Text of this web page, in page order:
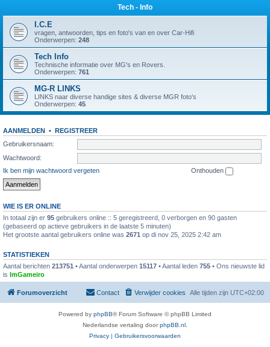
Tech - Info
I.C.E
vragen, antwoorden, tips en foto's van en over Car-Hifi
Onderwerpen: 248
Tech Info
Technische informatie over MG's en Rovers.
Onderwerpen: 761
MG-R LINKS
LINKS naar diverse handige sites & diverse MGR foto's
Onderwerpen: 45
AANMELDEN • REGISTREER
Gebruikersnaam:
Wachtwoord:
Ik ben mijn wachtwoord vergeten
Onthouden
WIE IS ER ONLINE
In totaal zijn er 95 gebruikers online :: 5 geregistreerd, 0 verborgen en 90 gasten
(gebaseerd op actieve gebruikers in de laatste 5 minuten)
Het grootste aantal gebruikers online was 2671 op di nov 25, 2025 2:42 am
STATISTIEKEN
Aantal berichten 213751 • Aantal onderwerpen 15117 • Aantal leden 755 • Ons nieuwste lid
is ImGameiro
Forumoverzicht Alle tijden zijn UTC+02:00
Verwijder cookies
Contact
Powered by phpBB® Forum Software © phpBB Limited
Nederlandse vertaling doorphpBB.nl
Privacy | Gebruikersvoorwaarden